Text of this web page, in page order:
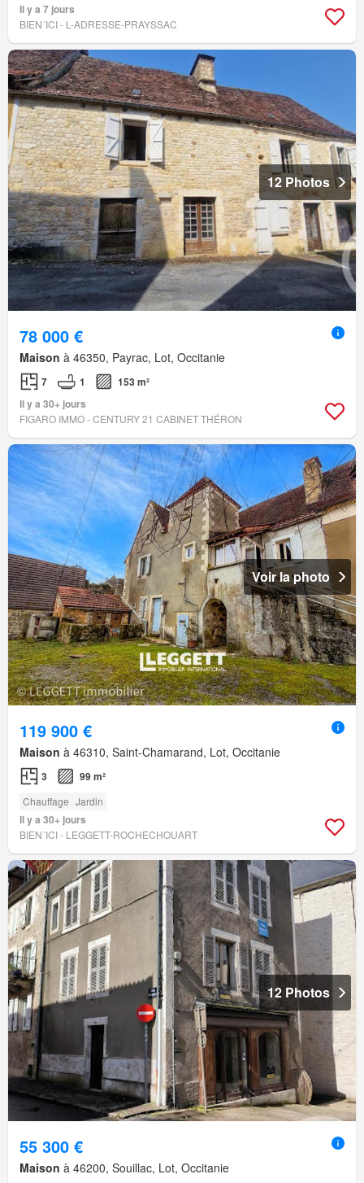
Il y a 7 jours
BIEN´ICI - L-ADRESSE-PRAYSSAC
12 Photos
78 000 €
Maison à 46350, Payrac, Lot, Occitanie
7 1
153 m²
Il y a 30+ jours
FIGARO IMMO - CENTURY 21 CABINET THÉRON
Voir la photo
119 900 €
Maison à 46310, Saint-Chamarand, Lot, Occitanie
3 99 m²
Chauffage Jardin
Il y a 30+ jours
BIEN´ICI - LEGGETT-ROCHECHOUART
12 Photos
55 300 €
Maison à 46200, Souillac, Lot, Occitanie